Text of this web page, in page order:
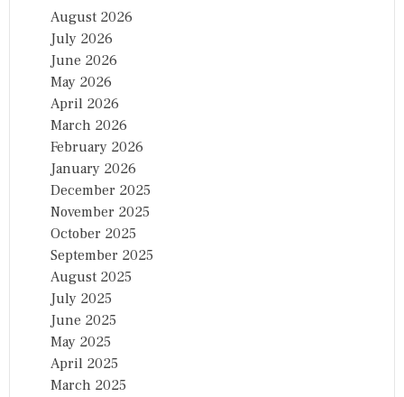
August 2026
July 2026
June 2026
May 2026
April 2026
March 2026
February 2026
January 2026
December 2025
November 2025
October 2025
September 2025
August 2025
July 2025
June 2025
May 2025
April 2025
March 2025